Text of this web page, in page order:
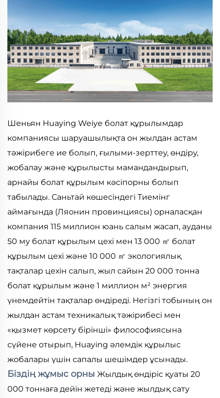
Шеньян Huaying Weiye болат құрылымдар
компаниясы шаруашылықта он жылдан астам
тәжірибеге ие болып, ғылыми-зерттеу, өндіру,
жобалау және құрылысты мамандандырып,
арнайы болат құрылым кәсіпорны болып
табылады. Саньтай көшесіндегі Тиемінг
аймағында (Ляонин провинциясы) орналасқан
компания 115 миллион юань салым жасап, ауданы
50 му болат құрылым цехі мен 13 000 ㎡ болат
құрылым цехі және 10 000 ㎡ экологиялық
тақталар цехін салып, жыл сайын 20 000 тонна
болат құрылым және 1 миллион м² энергия
үнемдейтін тақталар өндіреді. Негізгі тобының он
жылдан астам техникалық тәжірибесі мен
«қызмет көрсету бірінші» философиясына
сүйене отырып, Huaying әлемдік құрылыс
жобалары үшін сапалы шешімдер ұсынады.
Біздің жұмыс орны Жылдық өндіріс қуаты 20
000 тоннаға дейін жетеді және жылдық сату